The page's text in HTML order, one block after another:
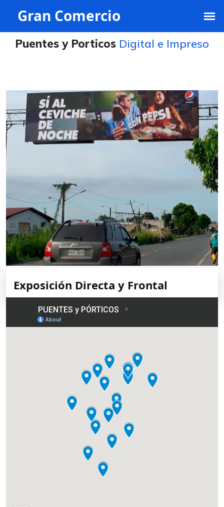
ventas@grancomercio.com.ec
Puentes y Porticos Digital e Impreso
Exposición Directa y Frontal